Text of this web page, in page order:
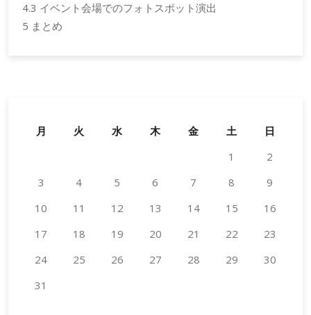
4.3 イベント会場でのフォトスポット演出
5 まとめ
月 火 水 木 金 土
日
1
2
3
4 5 6 7 8
9
10
11 12 13 14 15
16
17
18 19 20 21 22
23
24
25 26 27 28 29
30
31